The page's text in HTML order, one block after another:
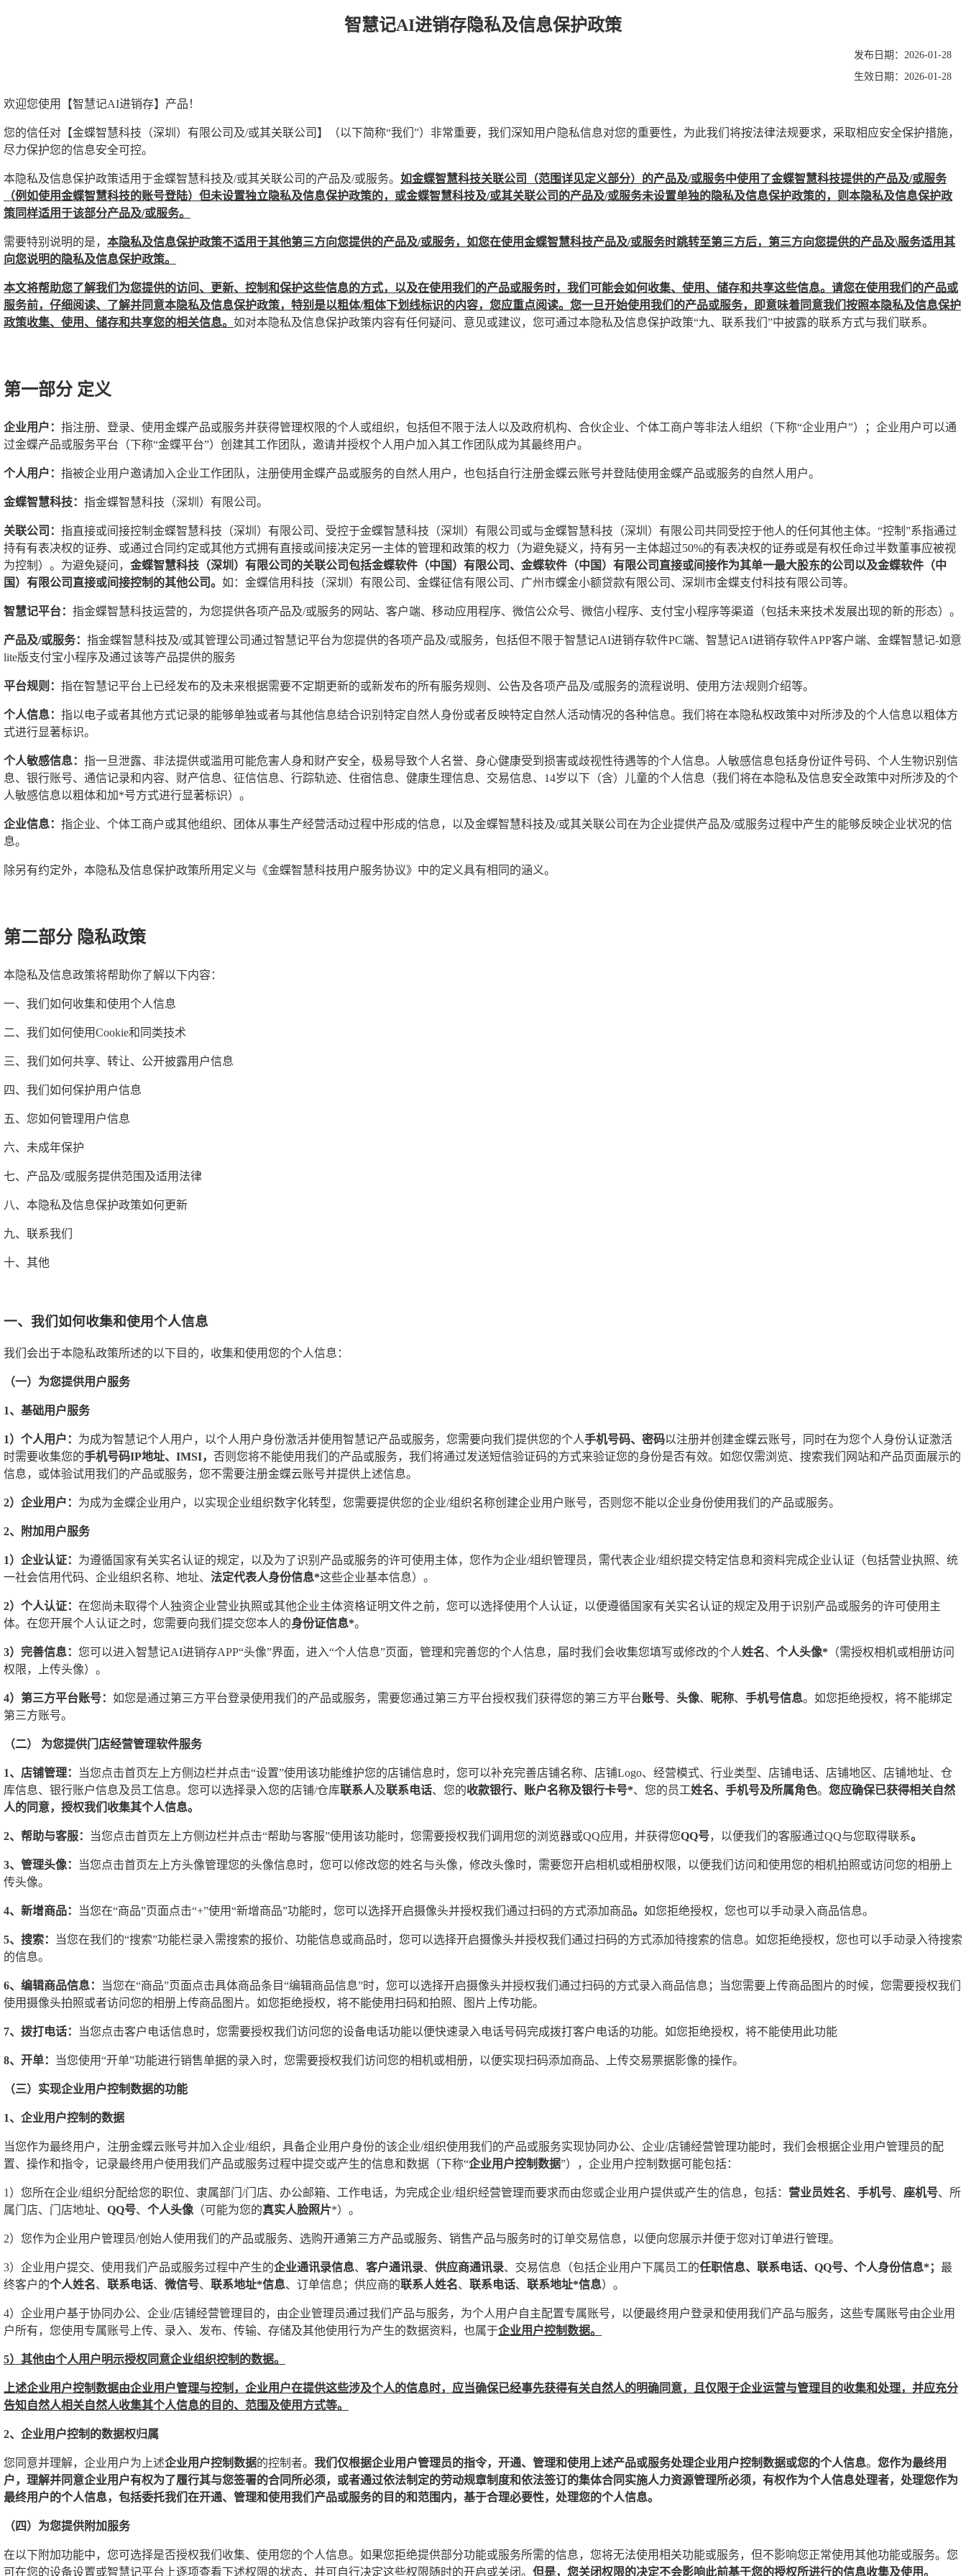
智慧记AI进销存隐私及信息保护政策
发布日期：2026-01-28
生效日期：2026-01-28
欢迎您使用【智慧记AI进销存】产品！
您的信任对【金蝶智慧科技（深圳）有限公司及/或其关联公司】（以下简称“我们”）非常重要，我们深知用户隐私信息对您的重要性，为此我们将按法律法规要求，采取相应安全保护措施，
尽力保护您的信息安全可控。
本隐私及信息保护政策适用于金蝶智慧科技及/或其关联公司的产品及/或服务。 如金蝶智慧科技关联公司（范围详见定义部分）的产品及/或服务中使用了金蝶智慧科技提供的产品及/或服务
（例如使用金蝶智慧科技的账号登陆）但未设置独立隐私及信息保护政策的，或金蝶智慧科技及/或其关联公司的产品及/或服务未设置单独的隐私及信息保护政策的，则本隐私及信息保护政
策同样适用于该部分产品及/或服务。
需要特别说明的是， 本隐私及信息保护政策不适用于其他第三方向您提供的产品及/或服务，如您在使用金蝶智慧科技产品及/或服务时跳转至第三方后，第三方向您提供的产品及\服务适用其
向您说明的隐私及信息保护政策。
本文将帮助您了解我们为您提供的访问、更新、控制和保护这些信息的方式，以及在使用我们的产品或服务时，我们可能会如何收集、使用、储存和共享这些信息。请您在使用我们的产品或
服务前，仔细阅读、了解并同意本隐私及信息保护政策，特别是以粗体/粗体下划线标识的内容，您应重点阅读。您一旦开始使用我们的产品或服务，即意味着同意我们按照本隐私及信息保护
政策收集、使用、储存和共享您的相关信息。 如对本隐私及信息保护政策内容有任何疑问、意见或建议，您可通过本隐私及信息保护政策“九、联系我们”中披露的联系方式与我们联系。
第一部分 定义
企业用户： 指注册、登录、使用金蝶产品或服务并获得管理权限的个人或组织，包括但不限于法人以及政府机构、合伙企业、个体工商户等非法人组织（下称“企业用户”）；企业用户可以通
过金蝶产品或服务平台（下称“金蝶平台”）创建其工作团队，邀请并授权个人用户加入其工作团队成为其最终用户。
个人用户： 指被企业用户邀请加入企业工作团队，注册使用金蝶产品或服务的自然人用户，也包括自行注册金蝶云账号并登陆使用金蝶产品或服务的自然人用户。
金蝶智慧科技： 指金蝶智慧科技（深圳）有限公司。
关联公司： 指直接或间接控制金蝶智慧科技（深圳）有限公司、受控于金蝶智慧科技（深圳）有限公司或与金蝶智慧科技（深圳）有限公司共同受控于他人的任何其他主体。“控制”系指通过
持有有表决权的证券、或通过合同约定或其他方式拥有直接或间接决定另一主体的管理和政策的权力（为避免疑义，持有另一主体超过50%的有表决权的证券或是有权任命过半数董事应被视
为控制）。为避免疑问， 金蝶智慧科技（深圳）有限公司的关联公司包括金蝶软件（中国）有限公司、金蝶软件（中国）有限公司直接或间接作为其单一最大股东的公司以及金蝶软件（中
国）有限公司直接或间接控制的其他公司。 如：金蝶信用科技（深圳）有限公司、金蝶征信有限公司、广州市蝶金小额贷款有限公司、深圳市金蝶支付科技有限公司等。
智慧记平台： 指金蝶智慧科技运营的，为您提供各项产品及/或服务的网站、客户端、移动应用程序、微信公众号、微信小程序、支付宝小程序等渠道（包括未来技术发展出现的新的形态）。
产品及/或服务： 指金蝶智慧科技及/或其管理公司通过智慧记平台为您提供的各项产品及/或服务，包括但不限于智慧记AI进销存软件PC端、智慧记AI进销存软件APP客户端、金蝶智慧记-如意
lite版支付宝小程序及通过该等产品提供的服务
平台规则： 指在智慧记平台上已经发布的及未来根据需要不定期更新的或新发布的所有服务规则、公告及各项产品及/或服务的流程说明、使用方法\规则介绍等。
个人信息： 指以电子或者其他方式记录的能够单独或者与其他信息结合识别特定自然人身份或者反映特定自然人活动情况的各种信息。我们将在本隐私权政策中对所涉及的个人信息以粗体方
式进行显著标识。
个人敏感信息： 指一旦泄露、非法提供或滥用可能危害人身和财产安全，极易导致个人名誉、身心健康受到损害或歧视性待遇等的个人信息。人敏感信息包括身份证件号码、个人生物识别信
息、银行账号、通信记录和内容、财产信息、征信信息、行踪轨迹、住宿信息、健康生理信息、交易信息、14岁以下（含）儿童的个人信息（我们将在本隐私及信息安全政策中对所涉及的个
人敏感信息以粗体和加*号方式进行显著标识）。
企业信息： 指企业、个体工商户或其他组织、团体从事生产经营活动过程中形成的信息，以及金蝶智慧科技及/或其关联公司在为企业提供产品及/或服务过程中产生的能够反映企业状况的信
息。
除另有约定外，本隐私及信息保护政策所用定义与《金蝶智慧科技用户服务协议》中的定义具有相同的涵义。
第二部分 隐私政策
本隐私及信息政策将帮助你了解以下内容：
一、我们如何收集和使用个人信息
二、我们如何使用Cookie和同类技术
三、我们如何共享、转让、公开披露用户信息
四、我们如何保护用户信息
五、您如何管理用户信息
六、未成年保护
七、产品及/或服务提供范围及适用法律
八、本隐私及信息保护政策如何更新
九、联系我们
十、其他
一、我们如何收集和使用个人信息
我们会出于本隐私政策所述的以下目的，收集和使用您的个人信息：
（一）为您提供用户服务
1、基础用户服务
1）个人用户： 为成为智慧记个人用户，以个人用户身份激活并使用智慧记产品或服务，您需要向我们提供您的个人手机号码、密码以注册并创建金蝶云账号，同时在为您个人身份认证激活
时需要收集您的手机号码IP地址、IMSI， 否则您将不能使用我们的产品或服务，我们将通过发送短信验证码的方式来验证您的身份是否有效。如您仅需浏览、搜索我们网站和产品页面展示的
信息，或体验试用我们的产品或服务，您不需要注册金蝶云账号并提供上述信息。
2）企业用户： 为成为金蝶企业用户，以实现企业组织数字化转型，您需要提供您的企业/组织名称创建企业用户账号，否则您不能以企业身份使用我们的产品或服务。
2、附加用户服务
1）企业认证： 为遵循国家有关实名认证的规定，以及为了识别产品或服务的许可使用主体，您作为企业/组织管理员，需代表企业/组织提交特定信息和资料完成企业认证（包括营业执照、统
一社会信用代码、企业组织名称、地址、 法定代表人身份信息*这些企业基本信息）。
2）个人认证： 在您尚未取得个人独资企业营业执照或其他企业主体资格证明文件之前，您可以选择使用个人认证，以便遵循国家有关实名认证的规定及用于识别产品或服务的许可使用主
体。在您开展个人认证之时，您需要向我们提交您本人的身份证信息*。
3）完善信息： 您可以进入智慧记AI进销存APP“头像”界面，进入“个人信息”页面，管理和完善您的个人信息，届时我们会收集您填写或修改的个人姓名、 个人头像* （需授权相机或相册访问
权限，上传头像）。
4）第三方平台账号： 如您是通过第三方平台登录使用我们的产品或服务，需要您通过第三方平台授权我们获得您的第三方平台账号、 头像、 昵称、 手机号信息。如您拒绝授权，将不能绑定
第三方账号。
（二） 为您提供门店经营管理软件服务
1、店铺管理：
当您点击首页左上方侧边栏并点击“设置”使用该功能维护您的店铺信息时，您可以补充完善店铺名称、店铺Logo、经营模式、行业类型、店铺电话、店铺地区、店铺地址、仓
库信息、银行账户信息及员工信息。您可以选择录入您的店铺/仓库联系人及联系电话、您的收款银行、账户名称及银行卡号*、您的员工姓名、手机号及所属角色。 您应确保已获得相关自然
人的同意，授权我们收集其个人信息。
2、帮助与客服： 当您点击首页左上方侧边栏并点击“帮助与客服”使用该功能时，您需要授权我们调用您的浏览器或QQ应用，并获得您QQ号，以便我们的客服通过QQ与您取得联系。
3、管理头像：
当您点击首页左上方头像管理您的头像信息时，您可以修改您的姓名与头像，修改头像时，需要您开启相机或相册权限，以便我们访问和使用您的相机拍照或访问您的相册上
传头像。
4、新增商品： 当您在“商品”页面点击“+”使用“新增商品”功能时，您可以选择开启摄像头并授权我们通过扫码的方式添加商品。 如您拒绝授权，您也可以手动录入商品信息。
5、搜索：
当您在我们的“搜索”功能栏录入需搜索的报价、功能信息或商品时，您可以选择开启摄像头并授权我们通过扫码的方式添加待搜索的信息。如您拒绝授权，您也可以手动录入待搜索
的信息。
6、编辑商品信息：
当您在“商品”页面点击具体商品条目“编辑商品信息”时，您可以选择开启摄像头并授权我们通过扫码的方式录入商品信息；当您需要上传商品图片的时候，您需要授权我们
使用摄像头拍照或者访问您的相册上传商品图片。如您拒绝授权，将不能使用扫码和拍照、图片上传功能。
7、拨打电话： 当您点击客户电话信息时，您需要授权我们访问您的设备电话功能以便快速录入电话号码完成拨打客户电话的功能。如您拒绝授权，将不能使用此功能
8、开单： 当您使用“开单”功能进行销售单据的录入时，您需要授权我们访问您的相机或相册，以便实现扫码添加商品、上传交易票据影像的操作。
（三）实现企业用户控制数据的功能
1、企业用户控制的数据
当您作为最终用户，注册金蝶云账号并加入企业/组织，具备企业用户身份的该企业/组织使用我们的产品或服务实现协同办公、企业/店铺经营管理功能时，我们会根据企业用户管理员的配
置、操作和指令，记录最终用户使用我们产品或服务过程中提交或产生的信息和数据（下称“企业用户控制数据”），企业用户控制数据可能包括：
1）您所在企业/组织分配给您的职位、隶属部门/门店、办公邮箱、工作电话，为完成企业/组织经营管理而要求而由您或企业用户提供或产生的信息，包括： 营业员姓名、 手机号、 座机号、所
属门店、门店地址、 QQ号、 个人头像 （可能为您的真实人脸照片*）。
2）您作为企业用户管理员/创始人使用我们的产品或服务、选购开通第三方产品或服务、销售产品与服务时的订单交易信息，以便向您展示并便于您对订单进行管理。
3）企业用户提交、使用我们产品或服务过程中产生的企业通讯录信息、 客户通讯录、 供应商通讯录、交易信息（包括企业用户下属员工的任职信息、联系电话、QQ号、个人身份信息*； 最
终客户的个人姓名、 联系电话、 微信号、 联系地址*信息、订单信息；供应商的联系人姓名、 联系电话、 联系地址*信息）。
4）企业用户基于协同办公、企业/店铺经营管理目的，由企业管理员通过我们产品与服务，为个人用户自主配置专属账号，以便最终用户登录和使用我们产品与服务，这些专属账号由企业用
户所有，您使用专属账号上传、录入、发布、传输、存储及其他使用行为产生的数据资料，也属于企业用户控制数据。
5）其他由个人用户明示授权同意企业组织控制的数据。
上述企业用户控制数据由企业用户管理与控制，企业用户在提供这些涉及个人的信息时，应当确保已经事先获得有关自然人的明确同意，且仅限于企业运营与管理目的收集和处理，并应充分
告知自然人相关自然人收集其个人信息的目的、范围及使用方式等。
2、企业用户控制的数据权归属
您同意并理解，企业用户为上述企业用户控制数据的控制者。 我们仅根据企业用户管理员的指令，开通、管理和使用上述产品或服务处理企业用户控制数据或您的个人信息。 您作为最终用
户，理解并同意企业用户有权为了履行其与您签署的合同所必须，或者通过依法制定的劳动规章制度和依法签订的集体合同实施人力资源管理所必须，有权作为个人信息处理者，处理您作为
最终用户的个人信息，包括委托我们在开通、管理和使用我们产品或服务的目的和范围内，基于合理必要性，处理您的个人信息。
（四）为您提供附加服务
在以下附加功能中，您可选择是否授权我们收集、使用您的个人信息。如果您拒绝提供部分功能或服务所需的信息，您将无法使用相关功能或服务，但不影响您正常使用其他功能或服务。您
可在您的设备设置或智慧记平台上逐项查看下述权限的状态，并可自行决定这些权限随时的开启或关闭。 但是，您关闭权限的决定不会影响此前基于您的授权所进行的信息收集及使用。